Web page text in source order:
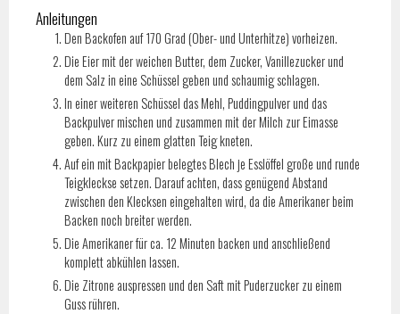
Anleitungen
Den Backofen auf 170 Grad (Ober- und Unterhitze) vorheizen.
Die Eier mit der weichen Butter, dem Zucker, Vanillezucker und
dem Salz in eine Schüssel geben und schaumig schlagen.
In einer weiteren Schüssel das Mehl, Puddingpulver und das
Backpulver mischen und zusammen mit der Milch zur Eimasse
geben. Kurz zu einem glatten Teig kneten.
Auf ein mit Backpapier belegtes Blech je Esslöffel große und runde
Teigkleckse setzen. Darauf achten, dass genügend Abstand
zwischen den Klecksen eingehalten wird, da die Amerikaner beim
Backen noch breiter werden.
Die Amerikaner für ca. 12 Minuten backen und anschließend
komplett abkühlen lassen.
Die Zitrone auspressen und den Saft mit Puderzucker zu einem
Guss rühren.